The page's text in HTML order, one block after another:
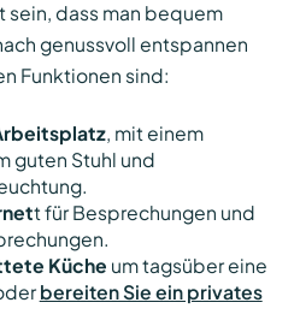
sein, dass man bequem
genussvoll entspannen
Funktionen sind:
, mit einem
guten Stuhl und
t für Besprechungen und
Küche um tagsüber eine
bereiten Sie ein privates